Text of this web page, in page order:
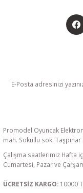
Promodel Oyuncak
mah. Sokullu sok. Taşpınar
Çalışma saatlerimiz Hafta
Cumartesi, Pazar ve
ÜCRETSİZ KARGO: 10000